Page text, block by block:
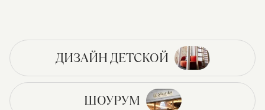
ДИЗАЙН ДЕТСКОЙ
ШОУРУМ